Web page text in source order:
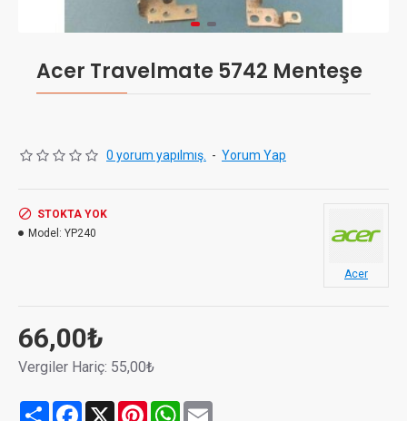
Acer Travelmate 5742 Menteşe
0 yorum yapılmış. - Yorum Yap
66,00₺
Vergiler Hariç: 55,00₺
STOKTA YOK
Model: YP240
Acer
Share Facebook
X PinterestWhatsApp